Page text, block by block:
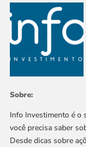
Sobre:
Info Investimento é o
você precisa saber
Desde dicas sobre